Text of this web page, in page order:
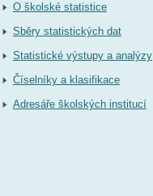
O školské statistice
Sběry statistických dat
Statistické výstupy a analýzy
Číselníky a klasifikace
Adresáře školských institucí